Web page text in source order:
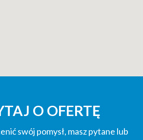
O OFERTĘ
swój pomysł, masz pytane lub